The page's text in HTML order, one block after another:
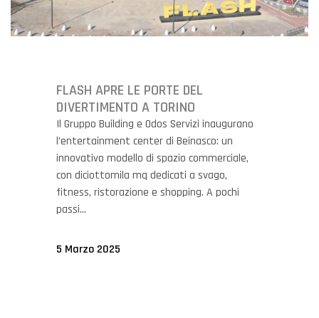
FLASH APRE LE PORTE DEL
DIVERTIMENTO A TORINO
Il Gruppo Building e Odos Servizi inaugurano
l’entertainment center di Beinasco: un
innovativo modello di spazio commerciale,
con diciottomila mq dedicati a svago,
fitness, ristorazione e shopping. A pochi
passi...
5 Marzo 2025